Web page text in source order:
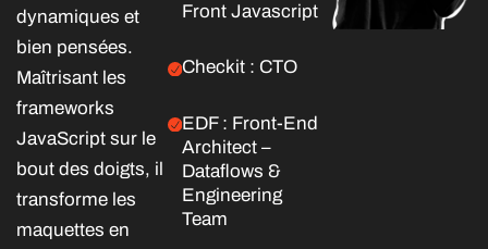
dynamiques et
bien pensées.
Maîtrisant les
frameworks
JavaScript sur le
bout des doigts, il
transforme les
maquettes en
Front Javascript
Checkit : CTO
EDF : Front-End
Architect –
Dataflows &
Engineering
Team